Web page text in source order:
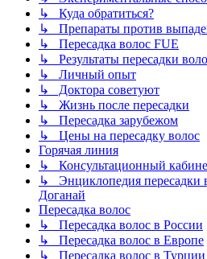
↳ Куда обратиться?
↳ Препараты против
↳ Пересадка волос FUE
↳ Результаты пересадки
↳ Личный опыт
↳ Доктора советуют
↳ Жизнь после пересадки
↳ Пересадка зарубежом
↳ Цены на пересадку волос
Горячая линия
↳ Консультационный
↳ Энциклопедия пересадки
Доганай
Пересадка волос
↳ Пересадка волос в России
↳ Пересадка волос в Европе
↳ Пересадка волос в Турции